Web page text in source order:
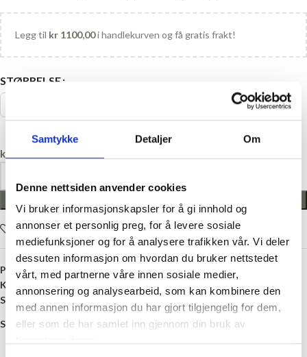
Samtykke Detaljer Om
Denne nettsiden anvender cookies
Vi bruker informasjonskapsler for å gi innhold og
annonser et personlig preg, for å levere sosiale
mediefunksjoner og for å analysere trafikken vår. Vi deler
dessuten informasjon om hvordan du bruker nettstedet
vårt, med partnerne våre innen sosiale medier,
annonsering og analysearbeid, som kan kombinere den
med annen informasjon du har gjort tilgjengelig for dem,
eller som de har samlet inn gjennom din bruk av
Legg til kr 1100,00i handlekurven og få gratis frakt!
STØRRELSE
kr
Legg i ønskelisten
Produktnummer: D-P54555-35
Kategori:
Sett
Stikkord:
Barn Beige Gutt
Share: